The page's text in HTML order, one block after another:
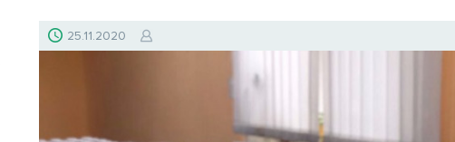
25.11.2020